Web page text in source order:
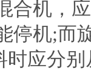
机，应
停机;而
应分